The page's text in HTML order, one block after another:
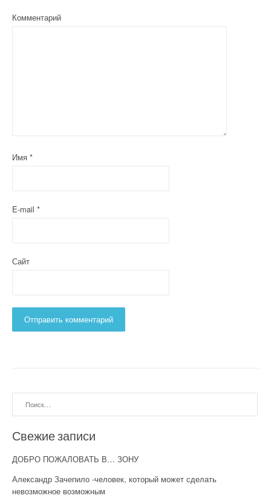
Комментарий
Имя *
E-mail *
Сайт
Свежие записи
ДОБРО ПОЖАЛОВАТЬ В… ЗОНУ
Александр Зачепило -человек, который может сделать
невозможное возможным